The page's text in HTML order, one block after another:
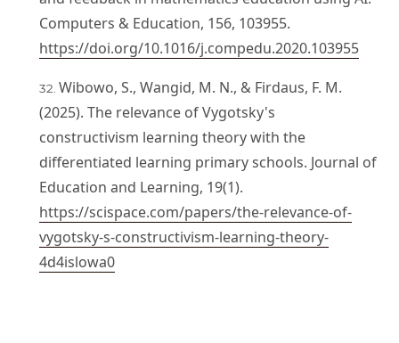
Computers & Education, 156, 103955.
https://doi.org/10.1016/j.compedu.2020.103955
Wibowo, S., Wangid, M. N., & Firdaus, F. M.
(2025). The relevance of Vygotsky's
constructivism learning theory with the
differentiated learning primary schools. Journal of
Education and Learning, 19(1).
https://scispace.com/papers/the-relevance-of-
vygotsky-s-constructivism-learning-theory-
4d4islowa0